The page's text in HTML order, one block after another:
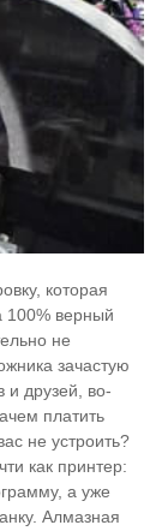
которая
100% верный
не
зачастую
и друзей, во-
платить
не устроить?
как принтер:
а уже
Алмазная